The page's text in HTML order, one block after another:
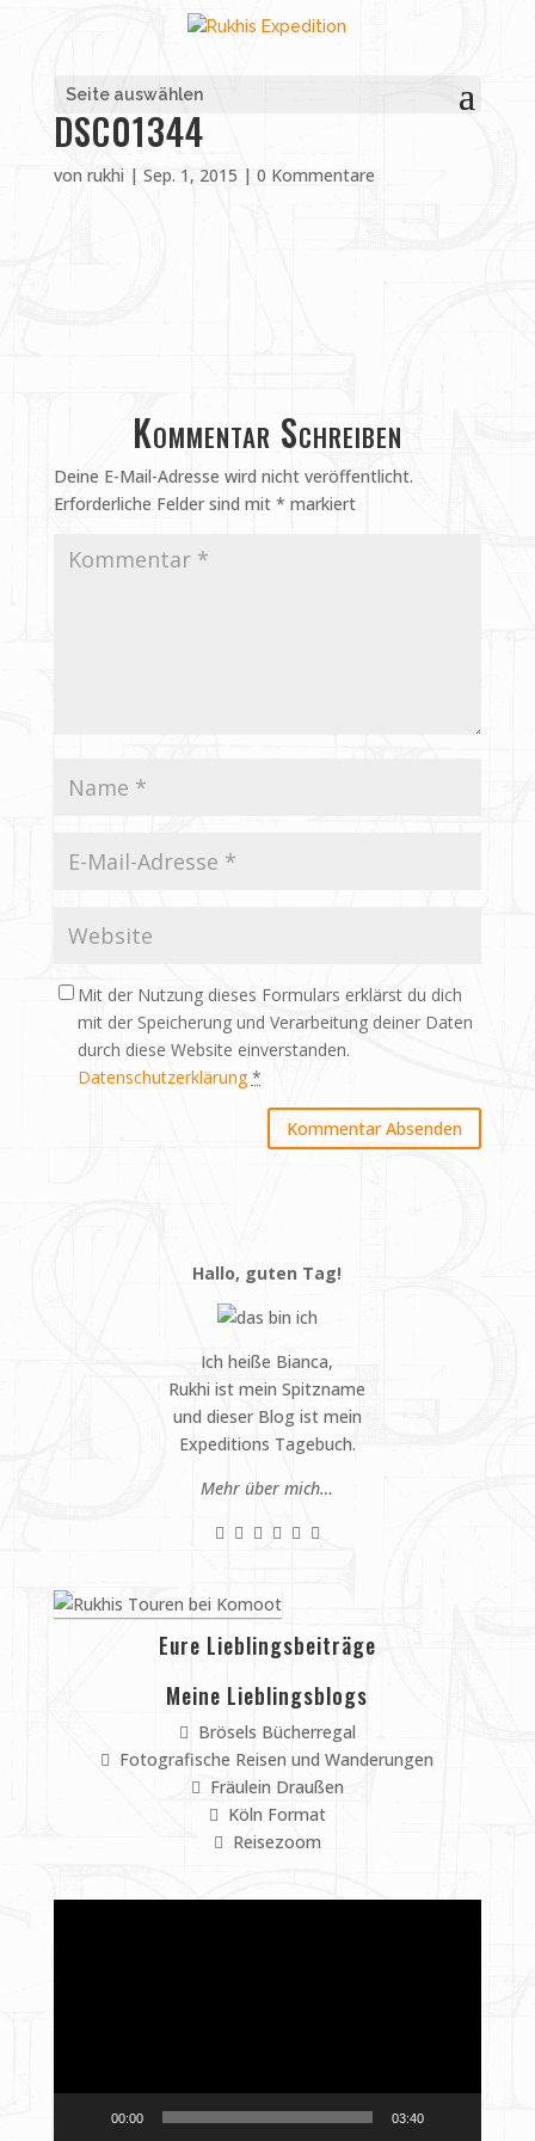
Seite auswählen
DSC01344
von rukhi| Sep. 1, 2015 | 0 Kommentare
Kommentar Schreiben
Deine E-Mail-Adresse wird nicht veröffentlicht.
Erforderliche Felder sind mit * markiert
Mit der Nutzung dieses Formulars erklärst du dich
mit der Speicherung und Verarbeitung deiner Daten
durch diese Website einverstanden.
Datenschutzerklärung *
Hallo, guten Tag!
Ich heiße Bianca,
Rukhi ist mein Spitzname
und dieser Blog ist mein
Expeditions Tagebuch.
Mehr über mich…
Eure Lieblingsbeiträge
Meine Lieblingsblogs
Brösels Bücherregal
Fotografische Reisen und Wanderungen
Fräulein Draußen
Köln Format
Reisezoom
00:00 03:40